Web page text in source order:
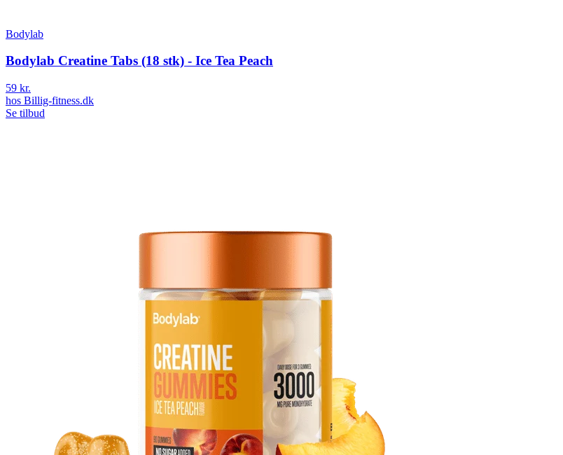
Bodylab
Bodylab Creatine Tabs (18 stk) - Ice Tea Peach
59 kr.
hos Billig-fitness.dk
Se tilbud